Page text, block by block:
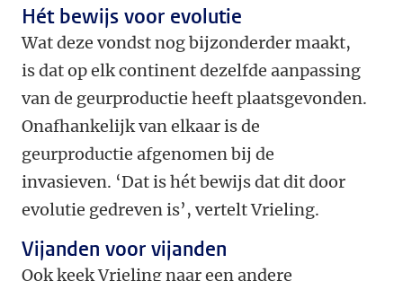
Hét bewijs voor evolutie
Wat deze vondst nog bijzonderder maakt,
is dat op elk continent dezelfde aanpassing
van de geurproductie heeft plaatsgevonden.
Onafhankelijk van elkaar is de
geurproductie afgenomen bij de
invasieven. ‘Dat is hét bewijs dat dit door
evolutie gedreven is’, vertelt Vrieling.
Vijanden voor vijanden
Ook keek Vrieling naar een andere